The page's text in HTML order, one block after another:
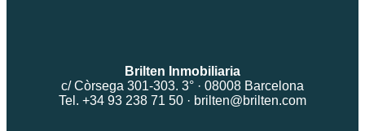
Brilten Inmobiliaria
c/ Còrsega 301-303. 3° · 08008 Barcelona
Tel. +34 93 238 71 50 · brilten@brilten.com